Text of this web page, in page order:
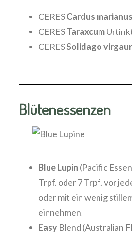
CERESCardus marianus
CERESTaraxcum
CERESSolidago
Blütenessenzen
Blue Lupin (Pacific
Trpf. oder 7 Trpf. vor
oder mit ein wenig
einnehmen.
Easy Blend (Australian